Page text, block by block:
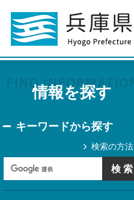
情報を探す
キーワードから探す
検索の方法